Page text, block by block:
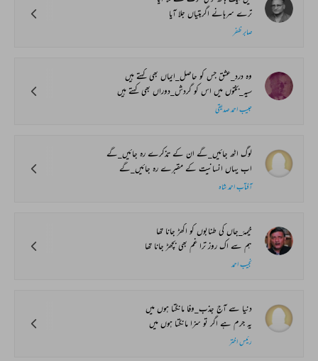
ترے سرہانے اگربتیاں جلا آیا
صابر ظفر
وہ درد_عشق جس کو حاصل_ایماں بھی کہتے ہیں
سیہ_بختوں میں اس کو گردش_دوراں بھی کہتے ہیں
حبیب احمد صدیقی
لوگ اٹھ جائیں_گے ان کے تذکرے رہ جائیں_گے
اب یہاں انسانیت کے مقبرے رہ جائیں_گے
آفتاب احمد شاہ
خیمۂ_جاں کی طنابوں کو اکھڑ جانا تھا
ہم سے اک روز ترا غم بھی بچھڑ جانا تھا
نجیب احمد
دنیا سے آج جذب_وفا مانگتا ہوں میں
یہ جرم ہے اگر تو سزا مانگتا ہوں میں
رئیس اختر